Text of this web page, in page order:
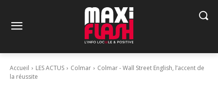
Accueil LES ACTUS Colmar
Colmar - Wall Street English, l’accent de
la réussite